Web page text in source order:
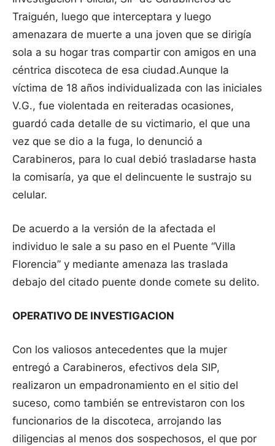
Traiguén, luego que interceptara y luego
amenazara de muerte a una joven que se dirigía
sola a su hogar tras compartir con amigos en una
céntrica discoteca de esa ciudad.Aunque la
víctima de 18 años individualizada con las iniciales
V.G., fue violentada en reiteradas ocasiones,
guardó cada detalle de su victimario, el que una
vez que se dio a la fuga, lo denunció a
Carabineros, para lo cual debió trasladarse hasta
la comisaría, ya que el delincuente le sustrajo su
celular.
De acuerdo a la versión de la afectada el
individuo le sale a su paso en el Puente “Villa
Florencia” y mediante amenaza las traslada
debajo del citado puente donde comete su delito.
OPERATIVO DE INVESTIGACION
Con los valiosos antecedentes que la mujer
entregó a Carabineros, efectivos dela SIP,
realizaron un empadronamiento en el sitio del
suceso, como también se entrevistaron con los
funcionarios de la discoteca, arrojando las
diligencias al menos dos sospechosos, el que por